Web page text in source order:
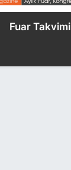
Fuar Takvimi